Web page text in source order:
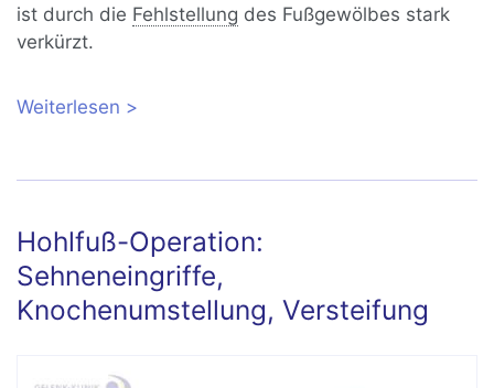
ist durch die Fehlstellung des Fußgewölbes stark
verkürzt.
Weiterlesen über Hohlfuß (Pes excavatus):
Hohlfuß-Operation:
Sehneneingriffe,
Knochenumstellung, Versteifung